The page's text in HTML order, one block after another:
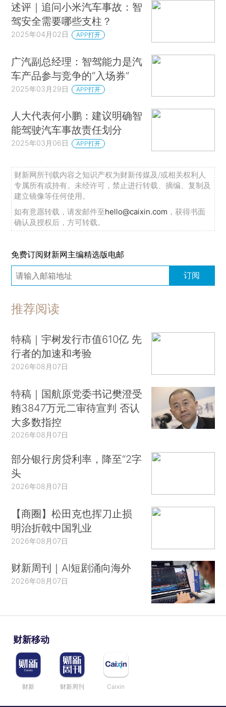
述评｜追问小米汽车事故：智
驾安全需要哪些支柱？
2025年04月02日 APP打开
广汽副总经理：智驾能力是汽
车产品参与竞争的“入场券”
2025年03月29日 APP打开
人大代表何小鹏：建议明确智
能驾驶汽车事故责任划分
2025年03月06日 APP打开
财新网所刊载内容之知识产权为财新传媒及/或相关权利人
专属所有或持有。未经许可，禁止进行转载、摘编、复制及
建立镜像等任何使用。
如有意愿转载，请发邮件至hello@caixin.com ，获得书面
确认及授权后，方可转载。
免费订阅财新网主编精选版电邮
订阅
推荐阅读
特稿｜宇树发行市值610亿 先
行者的加速和考验
2026年08月07日
特稿｜国航原党委书记樊澄受
贿3847万元二审待宣判 否认
大多数指控
2026年08月07日
部分银行房贷利率，降至“2字
头
2026年08月07日
【商圈】松田克也挥刀止损
明治折戟中国乳业
2026年08月07日
财新周刊｜AI短剧涌向海外
2026年08月07日
财新移动
财新 财新周刊 Caixin